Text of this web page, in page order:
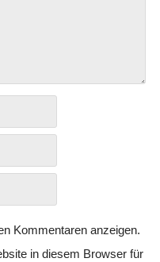
Kommentaren anzeigen.
in diesem Browser für